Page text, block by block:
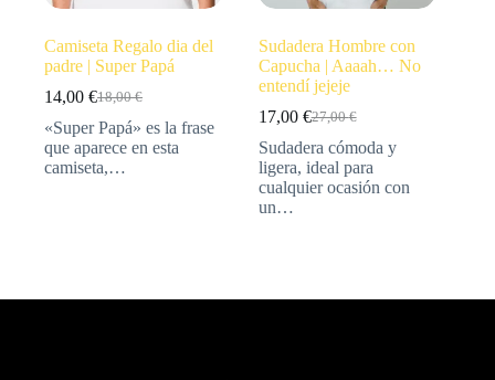
Camiseta Regalo dia del
padre | Super Papá
18,00€
14,00 €
«Super Papá» es la frase
que aparece en esta
camiseta,…
Sudadera Hombre con
Capucha | Aaaah… No
entendí jejeje
27,00€
17,00 €
Sudadera cómoda y
ligera, ideal para
cualquier ocasión con
un…